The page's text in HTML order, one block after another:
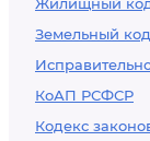
Земельный
КоАП РСФСР
Кодекс